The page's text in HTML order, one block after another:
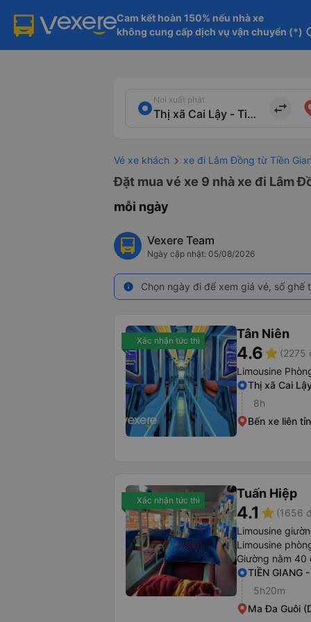
Cam kết hoàn 150% nếu nhà xe
không cung cấp dịch vụ vận chuyển (*)
Nơi xuất phát
import_export
Vé xe khách xe đi Lâm Đồng từ Tiền
Đặt mua vé xe 9 nhà xe đi Lâm
mỗi ngày
Vexere Team
Ngày cập nhật: 05/08/2026
info Chọn ngày đi để xem giá vé, số
Xác nhận tức thì Tân Niên
4.6star (2275
Limousine
Thị xã Cai
8h
Bến xe liên
Xác nhận tức thì Tuấn Hiệp
4.1 star (1656
Limousine
Limousine
Giường nằm 40
TIỀN GIANG
5h20m
Ma Đa Guôi